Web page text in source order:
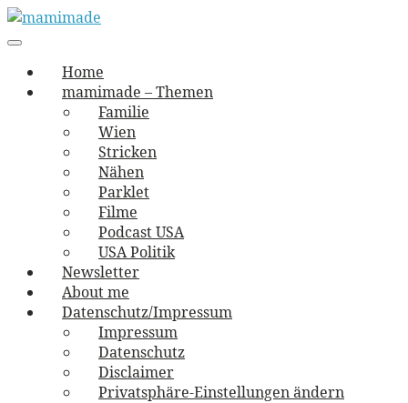
Skip
to
mamimade
vernäht und zugetextet
navigation
Menu
Home
mamimade – Themen
Familie
Wien
Stricken
Nähen
Parklet
Filme
Podcast USA
USA Politik
Newsletter
About me
Datenschutz/Impressum
Impressum
Datenschutz
Disclaimer
Privatsphäre-Einstellungen ändern